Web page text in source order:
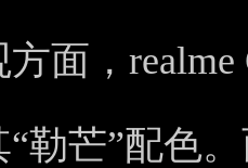
面，
勒芒”配色